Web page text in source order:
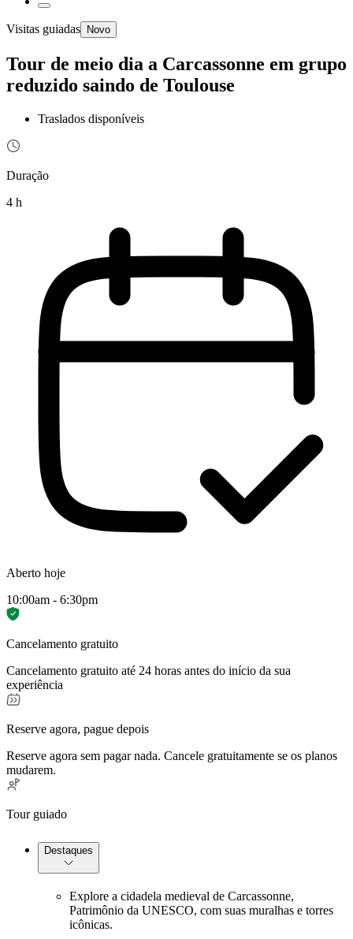
Visitas guiadas Novo
Tour de meio dia a Carcassonne em grupo
reduzido saindo de Toulouse
Traslados disponíveis
Duração
4 h
Aberto hoje
10:00am - 6:30pm
Cancelamento gratuito
Cancelamento gratuito até 24 horas antes do início da sua
experiência
Reserve agora, pague depois
Reserve agora sem pagar nada. Cancele gratuitamente se os planos
mudarem.
Tour guiado
Destaques
Explore a cidadela medieval de Carcassonne,
Patrimônio da UNESCO, com suas muralhas e torres
icônicas.